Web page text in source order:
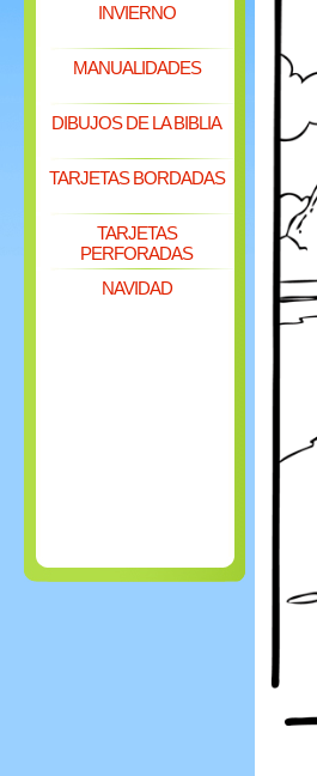
INVIERNO
MANUALIDADES
DIBUJOS DE LA BIBLIA
TARJETAS BORDADAS
TARJETAS
PERFORADAS
NAVIDAD